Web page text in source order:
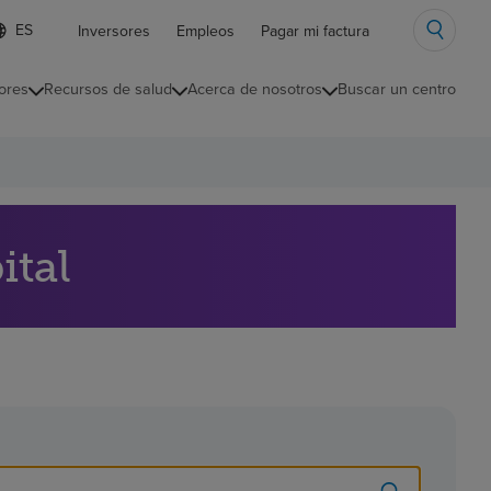
Inversores Empleos Pagar mi factura
Recursos de salud Acerca de nosotros Buscar un centro